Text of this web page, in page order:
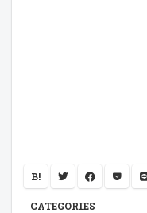
B!
CATEGORIES